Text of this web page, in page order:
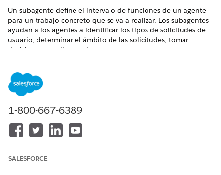
Un subagente define el intervalo de funciones de un agente
para un trabajo concreto que se va a realizar. Los subagentes
ayudan a los agentes a identificar los tipos de solicitudes de
usuario, determinar el ámbito de las solicitudes, tomar
decisiones y realizar acciones.
Disponible en: Lightning Experience
Disponible en:Enterprise
Unlimited EditionyDeveloper Edition
Agentforce for Automotive Edition o incluido en Agentforce
1 Automotive Edition. Requiere que cada usuario tenga el
1-800-667-6389
SALESFORCE